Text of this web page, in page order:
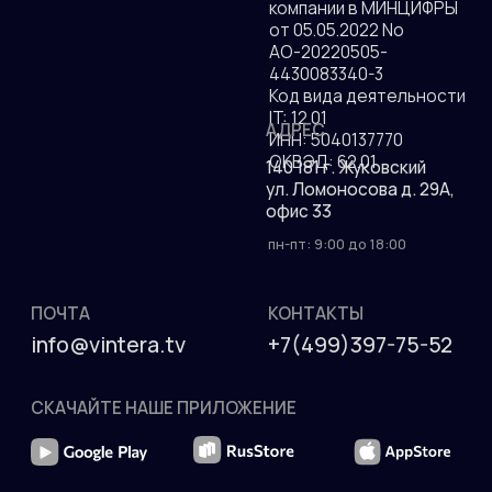
ООО "ВИНТЕРА.ТВ"
Аккредитация ИТ-
компании в МИНЦИФРЫ
от 05.05.2022 No
4430083340-3
ПОЧТА КОНТАКТЫ
140 181 г. Жуковский
info@vintera.tv +7(499)397-75-52